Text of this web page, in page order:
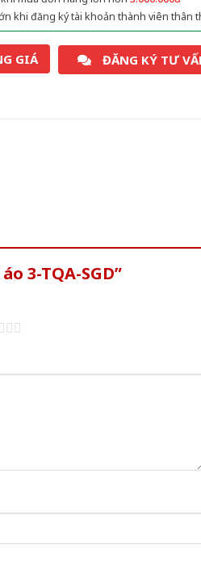
khi đăng ký tài khoản thành viên thân
GIÁ ĐĂNG KÝ TƯ
3-TQA-SGD”